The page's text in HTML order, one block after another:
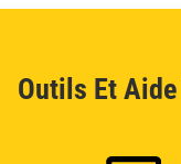
Outils Et